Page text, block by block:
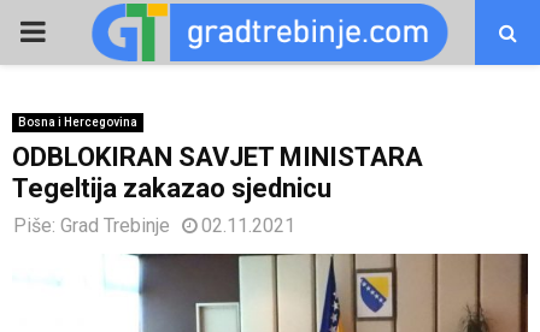
PRIMARY
Bosna i Hercegovina
ODBLOKIRAN SAVJET MINISTARA
Tegeltija zakazao sjednicu
Piše: Grad Trebinje 02.11.2021